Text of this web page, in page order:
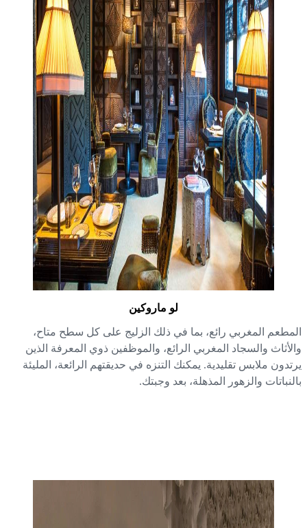
لو ماروكين
المغربي رائع، بما في ذلك الزليج على كل سطح متاح،
والسجاد المغربي الرائع، والموظفين ذوي المعرفة الذين
ملابس تقليدية. يمكنك التنزه في حديقتهم الرائعة، المليئة
والزهور المذهلة، بعد وجبتك.